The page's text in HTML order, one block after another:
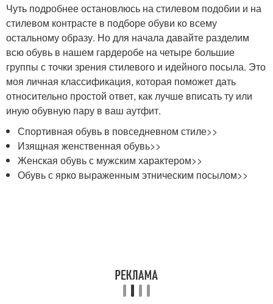
Чуть подробнее остановлюсь на стилевом подобии и на
стилевом контрасте в подборе обуви ко всему
остальному образу. Но для начала давайте разделим
всю обувь в нашем гардеробе на четыре большие
группы с точки зрения стилевого и идейного посыла. Это
моя личная классификация, которая поможет дать
относительно простой ответ, как лучше вписать ту или
иную обувную пару в ваш аутфит.
Спортивная обувь в повседневном стиле>>
Изящная женственная обувь>>
Женская обувь с мужским характером>>
Обувь с ярко выраженным этническим посылом>>